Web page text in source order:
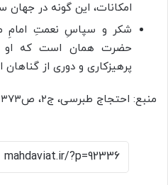
امکانات، این گونه در جهان
شکر و سپاسِ نعمتِ امامِ
حضرت همان است که او
پرهیزکاری و دوری از
منبع: احتجاج طبرسی، ج۲، ص۳۷۳